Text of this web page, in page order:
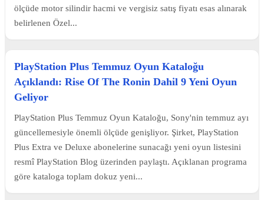
ölçüde motor silindir hacmi ve vergisiz satış fiyatı esas alınarak
belirlenen Özel...
PlayStation Plus Temmuz Oyun Kataloğu
Açıklandı: Rise Of The Ronin Dahil 9 Yeni Oyun
Geliyor
PlayStation Plus Temmuz Oyun Kataloğu, Sony'nin temmuz ayı
güncellemesiyle önemli ölçüde genişliyor. Şirket, PlayStation
Plus Extra ve Deluxe abonelerine sunacağı yeni oyun listesini
resmî PlayStation Blog üzerinden paylaştı. Açıklanan programa
göre kataloga toplam dokuz yeni...